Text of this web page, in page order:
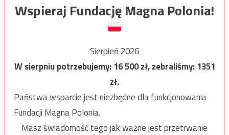
Wspieraj Fundację Magna Polonia!
Sierpień 2026
W sierpniu potrzebujemy:16 500zł, zebraliśmy:1351
zł.
Państwa wsparcie jest niezbędne dla funkcjonowania
Fundacji Magna Polonia.
Masz świadomość tego jak ważne jest przetrwanie